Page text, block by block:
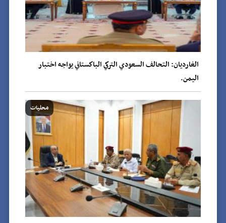
الغارديان: التحالف السعودي التركي الباكستاني يواجه اختبار
اليمن.
محليات